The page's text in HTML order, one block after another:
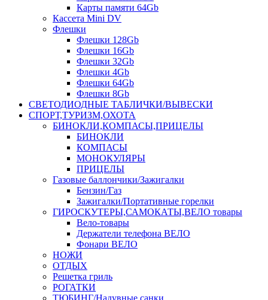
Карты памяти 64Gb
Кассета Mini DV
Флешки
Флешки 128Gb
Флешки 16Gb
Флешки 32Gb
Флешки 4Gb
Флешки 64Gb
Флешки 8Gb
СВЕТОДИОДНЫЕ ТАБЛИЧКИ/ВЫВЕСКИ
СПОРТ,ТУРИЗМ,ОХОТА
БИНОКЛИ,КОМПАСЫ,ПРИЦЕЛЫ
БИНОКЛИ
КОМПАСЫ
МОНОКУЛЯРЫ
ПРИЦЕЛЫ
Газовые баллончики/Зажигалки
Бензин/Газ
Зажигалки/Портативные горелки
ГИРОСКУТЕРЫ,САМОКАТЫ,ВЕЛО товары
Вело-товары
Держатели телефона ВЕЛО
Фонари ВЕЛО
НОЖИ
ОТДЫХ
Решетка гриль
РОГАТКИ
ТЮБИНГ/Надувные санки